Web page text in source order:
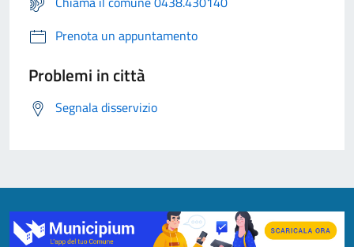
Prenota un appuntamento
Problemi in città
Segnala disservizio